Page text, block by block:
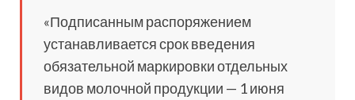
«Подписанным распоряжением
устанавливается срок введения
обязательной маркировки отдельных
видов молочной продукции — 1 июня